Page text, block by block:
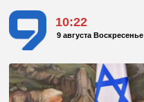
10:22
9 августа Воскресенье